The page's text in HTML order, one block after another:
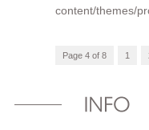
content/themes/
Page 4 of 8 1